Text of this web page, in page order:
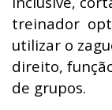
treinador
utilizar o
direito,
de grupos.